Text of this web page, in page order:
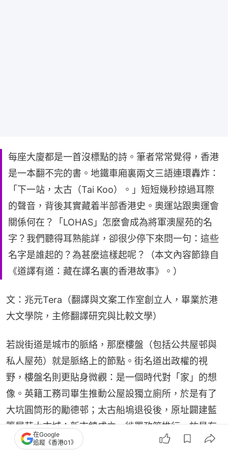
每座大廈都是一首沒標點的詩。筆者常常覺得，香港
是一本翻不完的書。地鐵車廂裏兩文三語連環轟炸：
「下一站，太古（Tai Koo）。」短短幾秒掠過耳際
的聲音，背後其實藏着半部香港史。奧運站跟奧運會
關係何在？「LOHAS」怎麼會成為將軍澳屋苑的名
字？我們聽得耳熟能詳，卻很少停下來問一句：這些
名字是誰起的？為甚麼這樣起呢？（本文內容節錄自
《道譯有道：藏在譯名裏的香港故事》。）
文：兆元Tera（翻譯與文案工作室創立人，畢業於港
大文學院，主修翻譯研究與比較文學）
若說街道是城市的脈絡，那麼樓盤（包括公共屋邨與
私人屋苑）就是脈絡上的節點。街名道出政權的視
野，樓盤名則更貼身微觀：是一個時代對「家」的想
像。英籍工務司畢生推動公屋設獨立廁所，於是有了
大坑圓筒形的勵德邨；太古船塢退役後，原址闢建藍
籌屋苑太古城；新市鎮成立、徙置政策推行，於是有
了瀝源邨的「榮華富貴」、大興邨的「昌盛泰耀」
在Google
追蹤《香港01》